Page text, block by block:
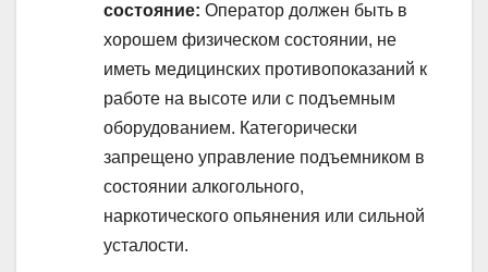
состояние: Оператор должен быть в
хорошем физическом состоянии, не
иметь медицинских противопоказаний к
работе на высоте или с подъемным
оборудованием. Категорически
запрещено управление подъемником в
состоянии алкогольного,
наркотического опьянения или сильной
усталости.